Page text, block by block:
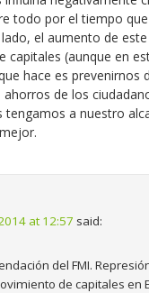
todo por el tiempo
el aumento de
capitales (aunque en
hace es prevenirnos
de los
a nuestro
at 12:57 said:
del FMI.
de capitales en